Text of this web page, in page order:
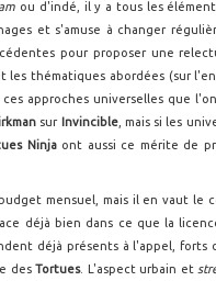
ou d'indé, il y a tous les
et s'amuse à changer
pour proposer une
les thématiques abordées (sur
approches universelles que
sur Invincible, mais si les
Ninja ont aussi ce mérite de
mensuel, mais il en vaut le
déjà bien dans ce que la
déjà présents à l'appel, forts
desTortues. L'aspect urbain et